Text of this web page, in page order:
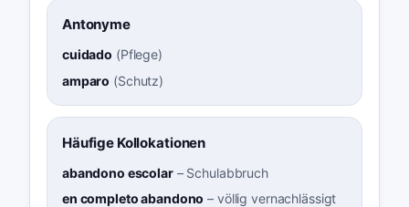
Antonyme
cuidado (Pflege)
amparo (Schutz)
Häufige Kollokationen
abandono escolar– Schulabbruch
en completo abandono – völlig vernachlässigt